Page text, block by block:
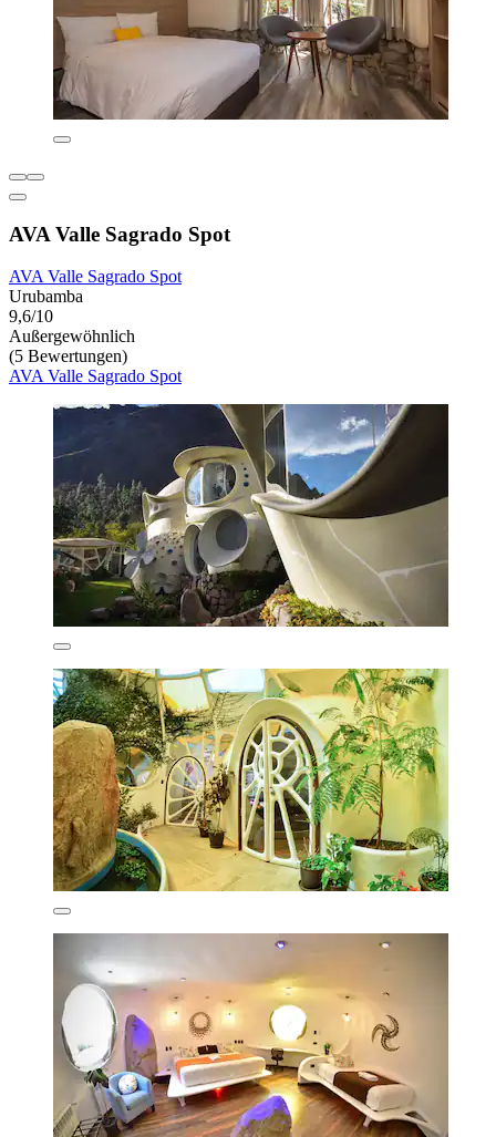
AVA Valle Sagrado Spot
AVA Valle Sagrado Spot
Urubamba
9,6/10
Außergewöhnlich
(5 Bewertungen)
AVA Valle Sagrado Spot